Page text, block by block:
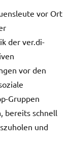
vor Ort
der ver.di-
vor den
Gruppen
bereits schnell
und